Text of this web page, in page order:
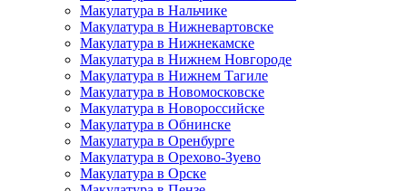
Макулатура в Нальчике
Макулатура в Нижневартовске
Макулатура в Нижнекамске
Макулатура в Нижнем Новгороде
Макулатура в Нижнем Тагиле
Макулатура в Новомосковске
Макулатура в Новороссийске
Макулатура в Обнинске
Макулатура в Оренбурге
Макулатура в Орехово-Зуево
Макулатура в Орске